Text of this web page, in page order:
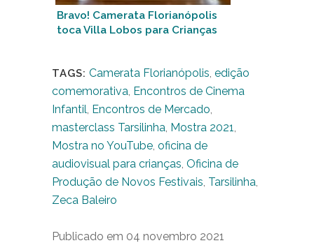
Bravo! Camerata Florianópolis
toca Villa Lobos para Crianças
TAGS: Camerata Florianópolis edição
comemorativa Encontros de Cinema
Infantil Encontros de Mercado
masterclass Tarsilinha Mostra 2021
Mostra no YouTube oficina de
audiovisual para crianças Oficina de
Produção de Novos Festivais Tarsilinha
Zeca Baleiro
Publicado em 04 novembro 2021